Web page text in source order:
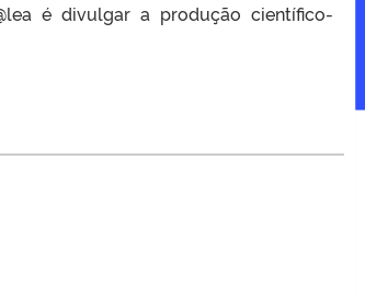
é divulgar a produção científico-